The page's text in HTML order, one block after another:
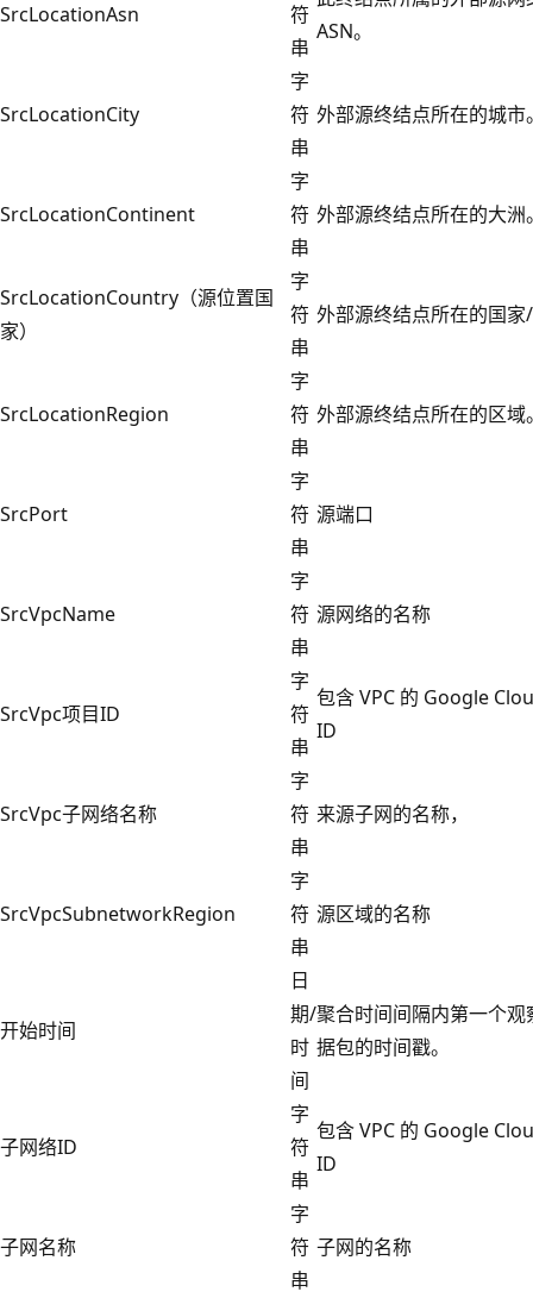
SrcLocationAsn
符
串
ASN。
SrcLocationCity
字
符
串
外部源终结点所在的城市
SrcLocationContinent
字
符
串
外部源终结点所在的大洲
SrcLocationCountry（源位置国
家）
字
符
串
外部源终结点所在的国家
SrcLocationRegion
字
符
串
外部源终结点所在的区域
SrcPort
字
符
串
源端口
SrcVpcName
字
符
串
源网络的名称
SrcVpc项目ID
字
符
串
包含 VPC 的 Google
ID
SrcVpc子网络名称
字
符
串
来源子网的名称，
SrcVpcSubnetworkRegion
字
符
串
源区域的名称
开始时间
日
期/
时
间
聚合时间间隔内第一个观
据包的时间戳。
子网络ID
字
符
串
包含 VPC 的 Google
ID
子网名称
字
符
串
子网的名称